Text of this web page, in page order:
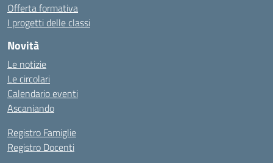
Offerta formativa
I progetti delle classi
Novità
Le notizie
Le circolari
Calendario eventi
Ascaniando
Registro Famiglie
Registro Docenti